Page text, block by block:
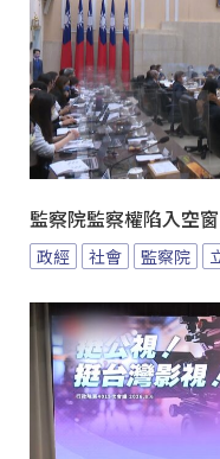
監察院監察權陷入空
政經 社會 監察院